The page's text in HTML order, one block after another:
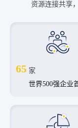
资源连接共享
65 家
世界500强企业